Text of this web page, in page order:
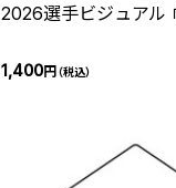
2026選手ビジュアル
1,400円（税込）